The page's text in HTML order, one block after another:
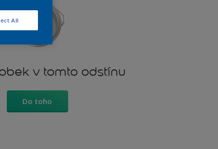
v tomto odstínu
Do toho
All